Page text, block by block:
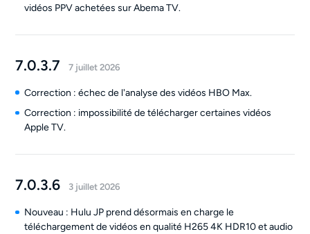
vidéos PPV achetées sur Abema TV.
7.0.3.7 7 juillet 2026
Correction : échec de l'analyse des vidéos HBO Max.
Correction : impossibilité de télécharger certaines vidéos
Apple TV.
7.0.3.6 3 juillet 2026
Nouveau : Hulu JP prend désormais en charge le
téléchargement de vidéos en qualité H265 4K HDR10 et audio